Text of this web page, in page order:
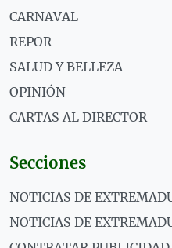
CARNAVAL
REPOR
SALUD Y BELLEZA
OPINIÓN
CARTAS AL DIRECTOR
Secciones
NOTICIAS DE
NOTICIAS DE